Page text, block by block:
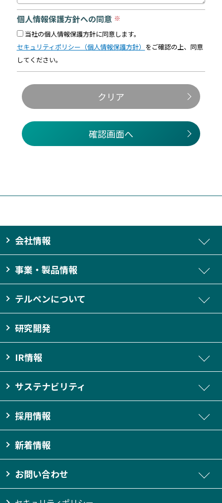
個人情報保護方針への同意 ※
当社の個人情報保護方針に同意します。
セキュリティポリシー（個人情報保護方針） をご確認の上、同意
してください。
クリア
確認画面へ
会社情報
事業・製品情報
テルペンについて
研究開発
IR情報
サステナビリティ
採用情報
新着情報
お問い合わせ